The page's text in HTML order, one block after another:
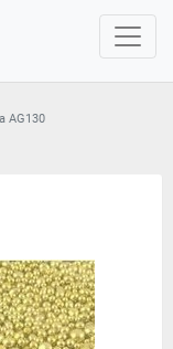
AG130